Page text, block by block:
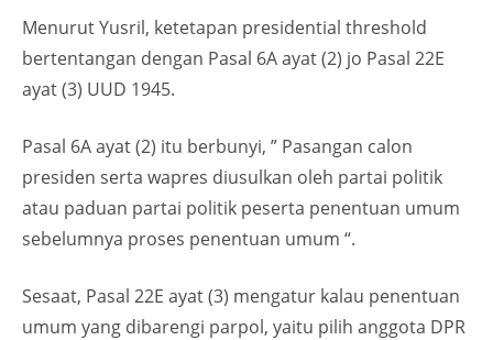
Menurut Yusril, ketetapan presidential threshold
bertentangan dengan Pasal 6A ayat (2) jo Pasal 22E
ayat (3) UUD 1945.
Pasal 6A ayat (2) itu berbunyi, ” Pasangan calon
presiden serta wapres diusulkan oleh partai politik
atau paduan partai politik peserta penentuan umum
sebelumnya proses penentuan umum “.
Sesaat, Pasal 22E ayat (3) mengatur kalau penentuan
umum yang dibarengi parpol, yaitu pilih anggota DPR